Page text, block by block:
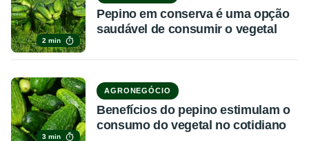
2 min
Pepino em conserva é uma opção
saudável de consumir o vegetal
3 min
AGRONEGÓCIO
Benefícios do pepino estimulam o
consumo do vegetal no cotidiano